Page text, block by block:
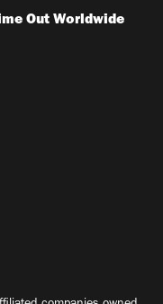
Out Worldwide